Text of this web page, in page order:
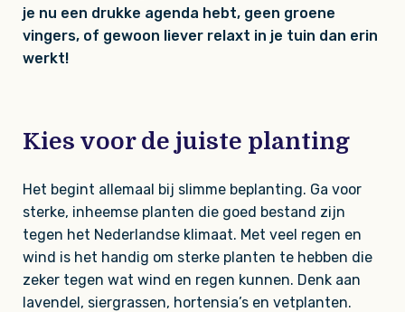
je nu een drukke agenda hebt, geen groene
vingers, of gewoon liever relaxt in je tuin dan erin
werkt!
Kies voor de juiste planting
Het begint allemaal bij slimme beplanting. Ga voor
sterke, inheemse planten die goed bestand zijn
tegen het Nederlandse klimaat. Met veel regen en
wind is het handig om sterke planten te hebben die
zeker tegen wat wind en regen kunnen. Denk aan
lavendel, siergrassen, hortensia’s en vetplanten.